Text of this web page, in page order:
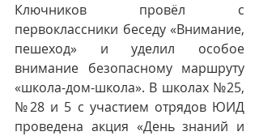
Ключников провёл с
первоклассники беседу «Внимание,
пешеход» и уделил особое
внимание безопасному маршруту
«школа-дом-школа». В школах №25,
№28 и 5 с участием отрядов ЮИД
проведена акция «День знаний и